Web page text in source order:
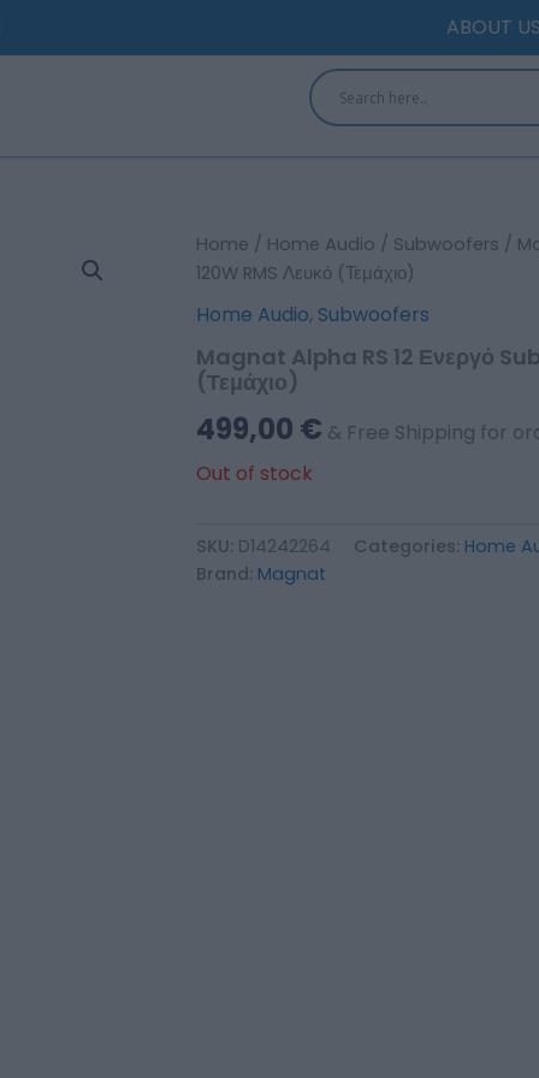
ABOUT US
Home / Home Audio / Subwoofers /
120W RMS Λευκό (Τεμάχιο)
Home Audio, Subwoofers
Magnat Alpha RS 12 Ενεργό
(Τεμάχιο)
499,00 € & Free Shipping for
Out of stock
SKU: D14242264 Categories: Home
Brand: Magnat